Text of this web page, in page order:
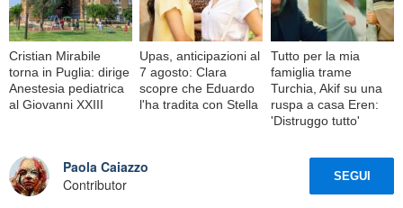
Cristian Mirabile
torna in Puglia: dirige
Anestesia pediatrica
al Giovanni XXIII
Upas, anticipazioni al
7 agosto: Clara
scopre che Eduardo
l'ha tradita con Stella
Tutto per la mia
famiglia trame
Turchia, Akif su una
ruspa a casa Eren:
'Distruggo tutto'
Paola Caiazzo
Contributor
SEGUI